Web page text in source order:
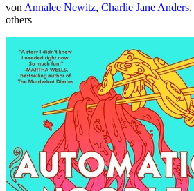
von Annalee Newitz, Charlie Jane Anders,
others